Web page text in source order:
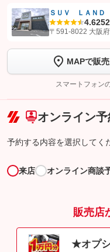
【STEP1】認証画面でグーネッ
トーク画面で
ボタ
完了してください。
ＳＵＶ ＬＡＮ
4.6
〒591-8022 大阪
MAPで販
スマートフォン
オンライン
予約する内容を選択してく
来店 オンライン商談
販売店
★オプ